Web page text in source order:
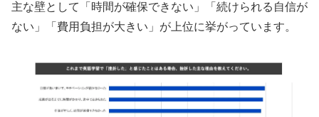
主な壁として「時間が確保できない」「続けられる自信が
ない」「費用負担が大きい」が上位に挙がっています。